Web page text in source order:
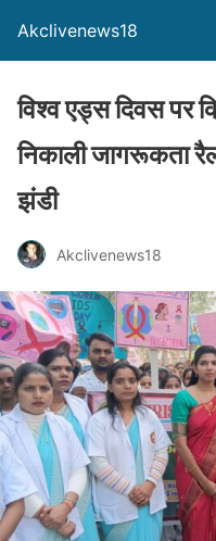
Akclivenews18
विश्व एड्स दिवस पर
निकाली जागरूकता
झंडी
Akclivenews18